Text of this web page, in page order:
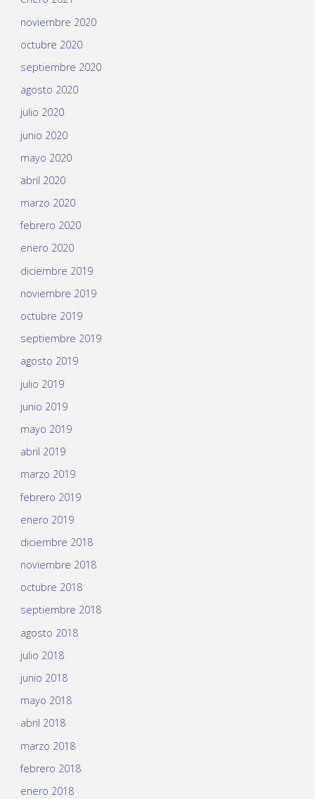
noviembre 2020
octubre 2020
septiembre 2020
agosto 2020
julio 2020
junio 2020
mayo 2020
abril 2020
marzo 2020
febrero 2020
enero 2020
diciembre 2019
noviembre 2019
octubre 2019
septiembre 2019
agosto 2019
julio 2019
junio 2019
mayo 2019
abril 2019
marzo 2019
febrero 2019
enero 2019
diciembre 2018
noviembre 2018
octubre 2018
septiembre 2018
agosto 2018
julio 2018
junio 2018
mayo 2018
abril 2018
marzo 2018
febrero 2018
enero 2018